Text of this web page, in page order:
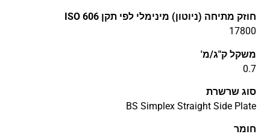
חוזק מתיחה (ניוטון) מינימלי לפי תקן ISO 606
17800
משקל ק"ג/מ'
0.7
סוג שרשרת
BS Simplex Straight Side Plate
חומר